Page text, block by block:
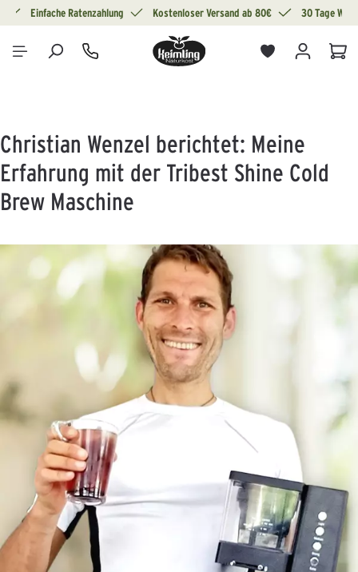
springen
Einfache Ratenzahlung Kostenloser Versand ab 80€ 30 Tage
Christian Wenzel berichtet: Meine
Erfahrung mit der Tribest Shine Cold
Brew Maschine